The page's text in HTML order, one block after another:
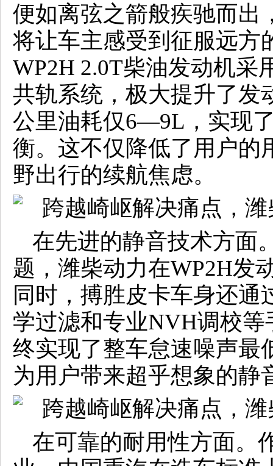
便如离弦之箭般疾驰而出
将让车主感受到征服远方
WP2H 2.0T柴油发动机采
共轨系统，极大提升了发
公里油耗仅6—9L，实现
衡。这不仅降低了用户的
野出行的续航焦虑。
在先进的静音技术方面
题，潍柴动力在WP2H发
同时，搏胜皮卡车身还
学过滤和专业NVH调校
终实现了整车怠速噪声最
为用户带来超乎想象的静
在可靠的耐用性方面。